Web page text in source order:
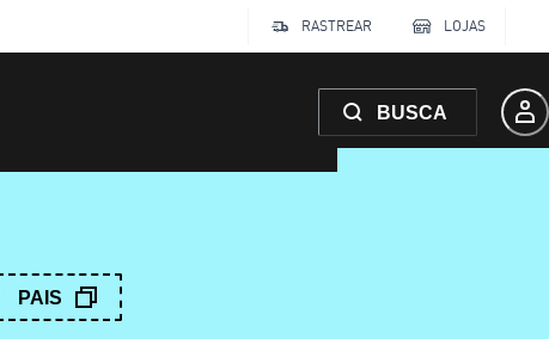
RASTREAR LOJAS
BUSCA
PAIS